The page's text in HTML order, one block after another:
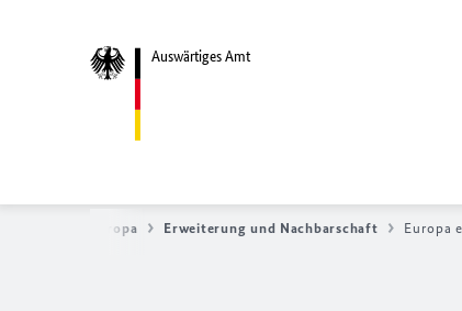
Auswärtiges Amt
Europa Erweiterung und Nachbarschaft Europa